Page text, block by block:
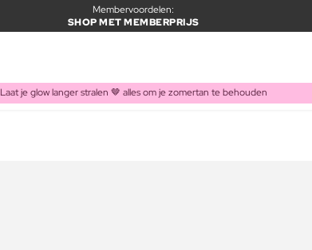
Membervoordelen:
SHOP MET MEMBERPRIJS
Laat je glow langer stralen 🤎 alles om je zomertan te behouden